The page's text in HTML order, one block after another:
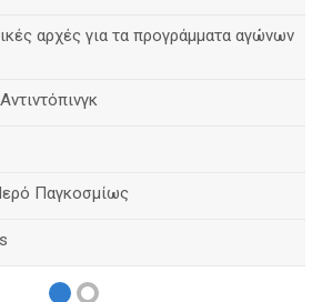
αρχές για τα προγράμματα αγώνων
Παγκοσμίως